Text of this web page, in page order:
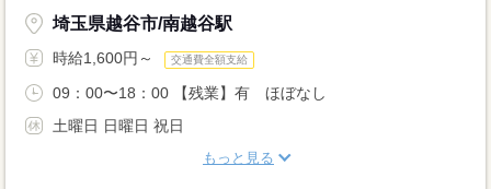
埼玉県越谷市/南越谷駅
時給1,600円～ 交通費全額支給
09：00〜18：00 【残業】有 ほぼなし
土曜日 日曜日 祝日
もっと見る